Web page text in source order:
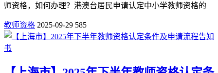
师资格，如何办理？港澳台居民申请认定中小学教师资格的
教师资格 2025-09-29 585